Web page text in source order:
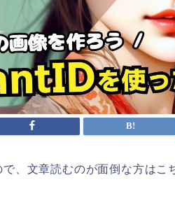
、文章読むのが面倒な方はこ